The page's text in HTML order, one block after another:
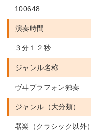
100648
演奏時間
３分１２秒
ジャンル名称
ヴヰブラフォン独奏
ジャンル（大分類）
器楽（クラシック以外）